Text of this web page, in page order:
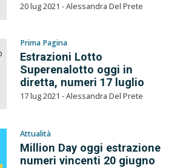
20 lug 2021 - Alessandra Del Prete
Prima Pagina
Estrazioni Lotto
Superenalotto oggi in
diretta, numeri 17 luglio
17 lug 2021 - Alessandra Del Prete
Attualità
Million Day oggi estrazione
numeri vincenti 20 giugno